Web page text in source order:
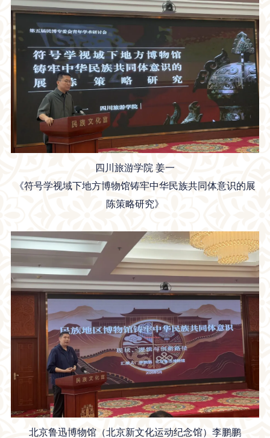
四川旅游学院 姜一
《符号学视域下地方博物馆铸牢中华民族共同体意识的展
陈策略研究》
北京鲁迅博物馆（北京新文化运动纪念馆）李鹏鹏